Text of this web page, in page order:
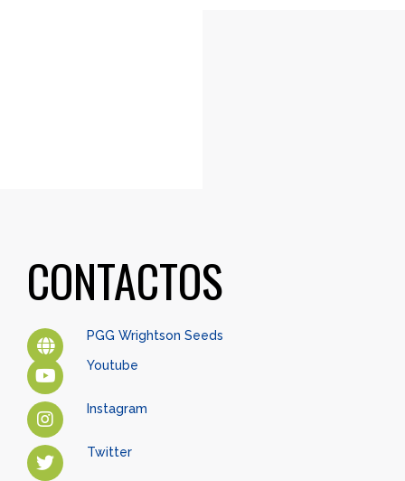
CONTACTOS
PGG Wrightson Seeds
Youtube
Instagram
Twitter